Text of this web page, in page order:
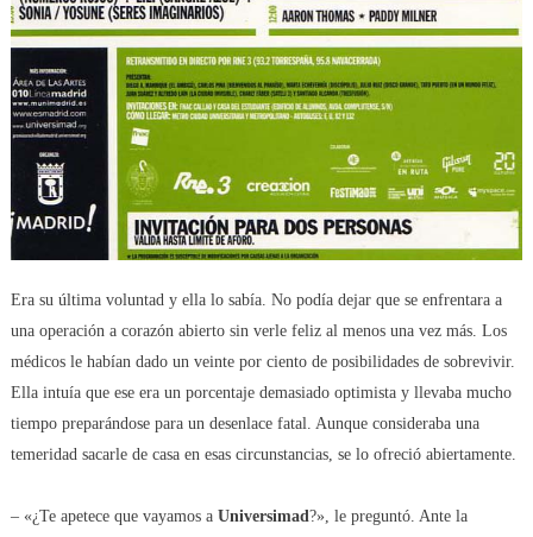
Era su última voluntad y ella lo sabía. No podía dejar que se enfrentara a
una operación a corazón abierto sin verle feliz al menos una vez más. Los
médicos le habían dado un veinte por ciento de posibilidades de sobrevivir.
Ella intuía que ese era un porcentaje demasiado optimista y llevaba mucho
tiempo preparándose para un desenlace fatal. Aunque consideraba una
temeridad sacarle de casa en esas circunstancias, se lo ofreció abiertamente.
– «¿Te apetece que vayamos a Universimad?», le preguntó. Ante la